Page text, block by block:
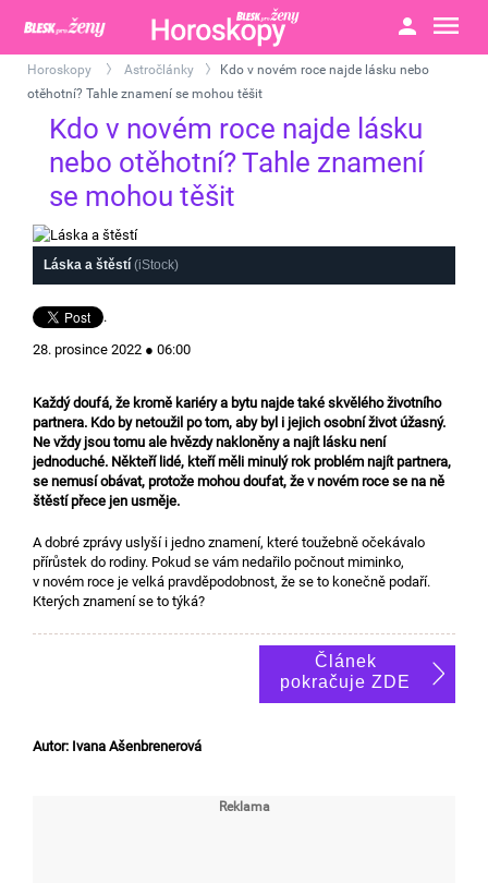
Horoskopy Astročlánky
Kdo v novém roce najde lásku nebo
otěhotní? Tahle znamení se mohou těšit
Kdo v novém roce najde lásku
nebo otěhotní? Tahle znamení
se mohou těšit
Láska a štěstí (iStock)
.
28. prosince 2022 ● 06:00
Každý doufá, že kromě kariéry a bytu najde také skvělého životního
partnera. Kdo by netoužil po tom, aby byl i jejich osobní život úžasný.
Ne vždy jsou tomu ale hvězdy nakloněny a najít lásku není
jednoduché. Někteří lidé, kteří měli minulý rok problém najít partnera,
se nemusí obávat, protože mohou doufat, že v novém roce se na ně
štěstí přece jen usměje.
A dobré zprávy uslyší i jedno znamení, které toužebně očekávalo
přírůstek do rodiny. Pokud se vám nedařilo počnout miminko,
v novém roce je velká pravděpodobnost, že se to konečně podaří.
Kterých znamení se to týká?
Článek
pokračuje ZDE
Autor: Ivana Ašenbrenerová